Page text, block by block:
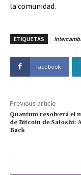
la comunidad.
ETIQUETAS
Facebook
Previous article
Quantum resolverá el
de Bitcoin de Satoshi:
Back